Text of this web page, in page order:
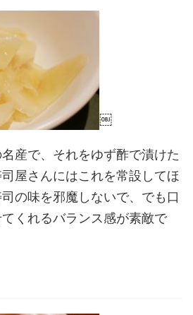
￼
産で、それをゆず酢で漬けた
屋さんにはこれを常設してほ
の味を邪魔しないで、でも口
くれるバランス感が素敵で